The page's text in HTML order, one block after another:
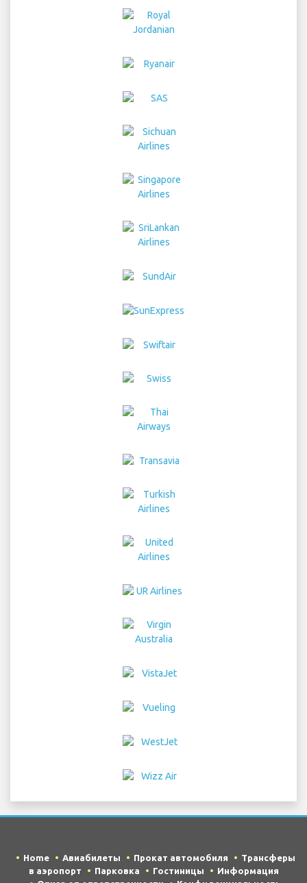
Home Авиабилеты Прокат автомобиля
Трансферы
в аэропорт
Парковка Гостиницы
Информация